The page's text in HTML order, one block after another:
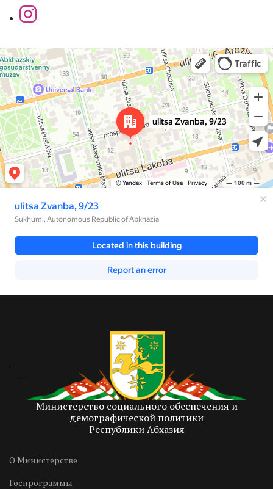
Сухум
Яндекс Карты
Министерство социального обеспечения и
демографической политики
Республики Абхазия
О Министерстве
Госпрограммы